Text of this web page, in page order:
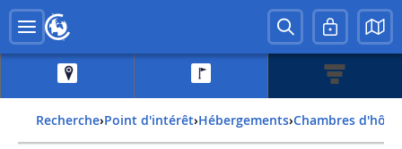
Recherche› Point d'intérêt› Hébergements› Chambres